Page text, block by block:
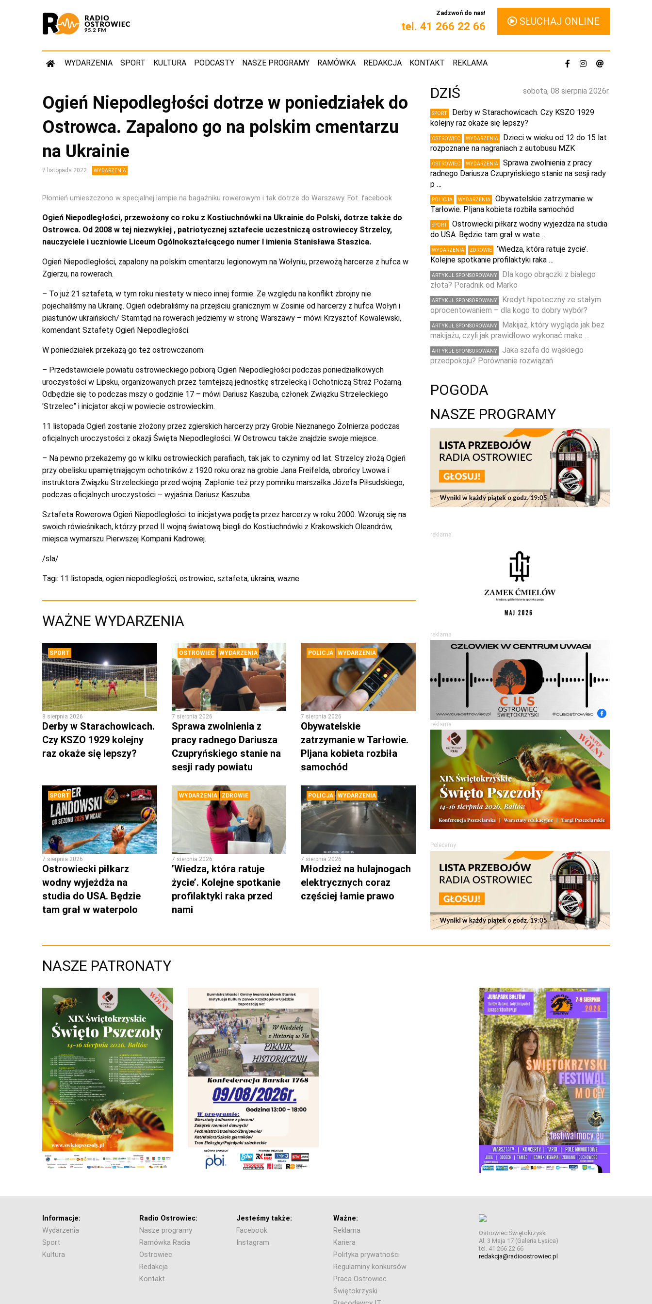
Zadzwoń do nas!
tel. 41 266 22 66 SŁUCHAJ ONLINE
WYDARZENIA SPORT KULTURA PODCASTY NASZE PROGRAMY RAMÓWKA REDAKCJA KONTAKT REKLAMA
Ogień Niepodległości dotrze w poniedziałek do
Ostrowca. Zapalono go na polskim cmentarzu
na Ukrainie
7 listopada 2022 WYDARZENIA
Płomień umieszczono w specjalnej lampie na bagażniku rowerowym i tak dotrze do Warszawy. Fot. facebook
Ogień Niepodległości, przewożony co roku z Kostiuchnówki na Ukrainie do Polski, dotrze także do
Ostrowca. Od 2008 w tej niezwykłej , patriotycznej sztafecie uczestniczą ostrowieccy Strzelcy,
nauczyciele i uczniowie Liceum Ogólnokształcącego numer I imienia Stanisława Staszica.
Ogień Niepodległości, zapalony na polskim cmentarzu legionowym na Wołyniu, przewożą harcerze z hufca w
Zgierzu, na rowerach.
– To już 21 sztafeta, w tym roku niestety w nieco innej formie. Ze względu na konflikt zbrojny nie
pojechaliśmy na Ukrainę. Ogień odebraliśmy na przejściu granicznym w Zosinie od harcerzy z hufca Wołyń i
piastunów ukraińskich/ Stamtąd na rowerach jedziemy w stronę Warszawy – mówi Krzysztof Kowalewski,
komendant Sztafety Ogień Niepodległości.
W poniedziałek przekażą go też ostrowczanom.
– Przedstawiciele powiatu ostrowieckiego pobiorą Ogień Niepodległości podczas poniedziałkowych
uroczystości w Lipsku, organizowanych przez tamtejszą jednostkę strzelecką i Ochotniczą Straż Pożarną.
Odbędzie się to podczas mszy o godzinie 17 – mówi Dariusz Kaszuba, członek Związku Strzeleckiego
'Strzelec” i inicjator akcji w powiecie ostrowieckim.
11 listopada Ogień zostanie złożony przez zgierskich harcerzy przy Grobie Nieznanego Żołnierza podczas
oficjalnych uroczystości z okazji Święta Niepodległości. W Ostrowcu także znajdzie swoje miejsce.
– Na pewno przekażemy go w kilku ostrowieckich parafiach, tak jak to czynimy od lat. Strzelcy złożą Ogień
przy obelisku upamiętniającym ochotników z 1920 roku oraz na grobie Jana Freifelda, obrońcy Lwowa i
instruktora Związku Strzeleckiego przed wojną. Zapłonie też przy pomniku marszałka Józefa Piłsudskiego,
podczas oficjalnych uroczystości – wyjaśnia Dariusz Kaszuba.
Sztafeta Rowerowa Ogień Niepodległości to inicjatywa podjęta przez harcerzy w roku 2000. Wzorują się na
swoich rówieśnikach, którzy przed II wojną światową biegli do Kostiuchnówki z Krakowskich Oleandrów,
miejsca wymarszu Pierwszej Kompanii Kadrowej.
/sla/
Tagi: 11 listopada, ogien niepodległości, ostrowiec, sztafeta, ukraina, wazne
WAŻNE WYDARZENIA
SPORT
8 sierpnia 2026
Derby w Starachowicach.
Czy KSZO 1929 kolejny
raz okaże się lepszy?
OSTROWIEC WYDARZENIA
7 sierpnia 2026
Sprawa zwolnienia z
pracy radnego Dariusza
Czupryńskiego stanie na
sesji rady powiatu
POLICJA WYDARZENIA
7 sierpnia 2026
Obywatelskie
zatrzymanie w Tarłowie.
PIjana kobieta rozbiła
samochód
SPORT
7 sierpnia 2026
Ostrowiecki piłkarz
wodny wyjeżdża na
studia do USA. Będzie
tam grał w waterpolo
WYDARZENIA ZDROWIE
7 sierpnia 2026
’Wiedza, która ratuje
życie’. Kolejne spotkanie
profilaktyki raka przed
nami
POLICJA WYDARZENIA
7 sierpnia 2026
Młodzież na hulajnogach
elektrycznych coraz
częściej łamie prawo
sobota, 08 sierpnia 2026r.
DZIŚ
SPORT
Derby w Starachowicach. Czy KSZO 1929
kolejny raz okaże się lepszy?
OSTROWIEC WYDARZENIA
Dzieci w wieku od 12 do 15 lat
rozpoznane na nagraniach z autobusu MZK
OSTROWIEC WYDARZENIA
Sprawa zwolnienia z pracy
radnego Dariusza Czupryńskiego stanie na sesji rady
p …
POLICJA WYDARZENIA
Obywatelskie zatrzymanie w
Tarłowie. PIjana kobieta rozbiła samochód
SPORT
Ostrowiecki piłkarz wodny wyjeżdża na studia
do USA. Będzie tam grał w wate …
WYDARZENIA ZDROWIE
’Wiedza, która ratuje życie’.
Kolejne spotkanie profilaktyki raka …
ARTYKUŁ SPONSOROWANY
Dla kogo obrączki z białego
złota? Poradnik od Marko
ARTYKUŁ SPONSOROWANY
Kredyt hipoteczny ze stałym
oprocentowaniem – dla kogo to dobry wybór?
ARTYKUŁ SPONSOROWANY
Makijaż, który wygląda jak bez
makijażu, czyli jak prawidłowo wykonać make …
ARTYKUŁ SPONSOROWANY
Jaka szafa do wąskiego
przedpokoju? Porównanie rozwiązań
POGODA
NASZE PROGRAMY
reklama
reklama
reklama
Polecamy
NASZE PATRONATY
Informacje:
Wydarzenia
Sport
Kultura
Radio Ostrowiec:
Nasze programy
Ramówka Radia
Ostrowiec
Redakcja
Kontakt
Jesteśmy także:
Facebook
Instagram
Ważne:
Reklama
Kariera
Polityka prywatności
Regulaminy konkursów
Praca Ostrowiec
Świętokrzyski
Ostrowiec Świętokrzyski
Al. 3 Maja 17 (Galeria Łysica)
tel. 41 266 22 66
redakcja@radioostrowiec.pl